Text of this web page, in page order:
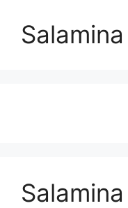
Salamina